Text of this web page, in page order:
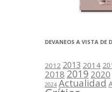
DEVANEOS A VISTA DE
2012 2013 2014
2018 2019 2020
2024 Actualidad